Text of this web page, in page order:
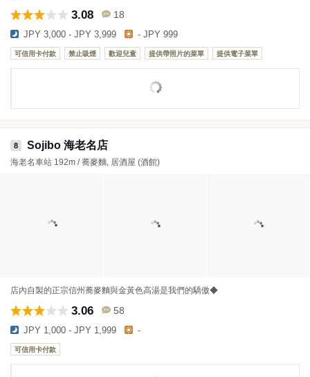
3.08 18
JPY 3,000 - JPY 3,999 - JPY 999
可信用卡付款 禁止吸煙 歡迎兒童 提供帶照片的菜單 提供電子菜單
8 Sojibo 海老名店
海老名車站 192m / 蕎麥麵, 居酒屋 (酒館)
店內自製的正宗信州蕎麥麵與金黃色高湯是我們的驕傲◆
3.06 58
JPY 1,000 - JPY 1,999 -
可信用卡付款